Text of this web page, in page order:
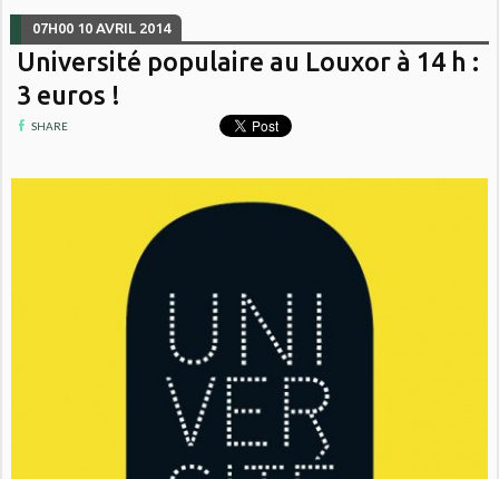
07H00 10 AVRIL 2014
Université populaire au Louxor à 14 h :
3 euros !
SHARE